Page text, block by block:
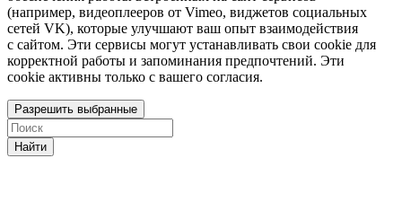
(например, видеоплееров от Vimeo, виджетов социальных
сетей VK), которые улучшают ваш опыт взаимодействия
с сайтом. Эти сервисы могут устанавливать свои cookie для
корректной работы и запоминания предпочтений. Эти
cookie активны только с вашего согласия.
Разрешить выбранные
Найти